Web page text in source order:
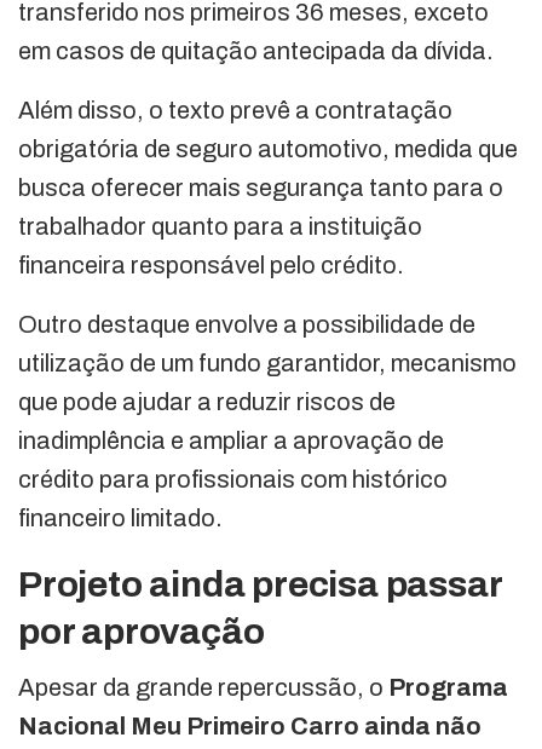
transferido nos primeiros 36 meses, exceto
em casos de quitação antecipada da dívida.
Além disso, o texto prevê a contratação
obrigatória de seguro automotivo, medida que
busca oferecer mais segurança tanto para o
trabalhador quanto para a instituição
financeira responsável pelo crédito.
Outro destaque envolve a possibilidade de
utilização de um fundo garantidor, mecanismo
que pode ajudar a reduzir riscos de
inadimplência e ampliar a aprovação de
crédito para profissionais com histórico
financeiro limitado.
Projeto ainda precisa passar
por aprovação
Apesar da grande repercussão, o Programa
Nacional Meu Primeiro Carro ainda não